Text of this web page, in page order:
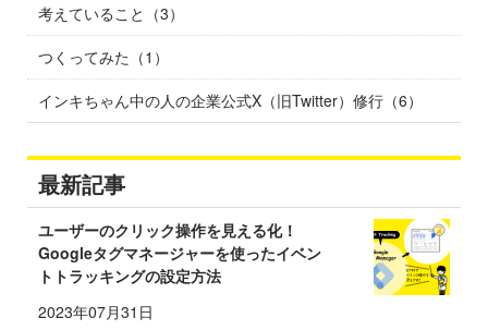
考えていること（3）
つくってみた（1）
インキちゃん中の人の企業公式X（旧Twitter）修行（6）
最新記事
ユーザーのクリック操作を見える化！
Googleタグマネージャーを使ったイベン
トトラッキングの設定方法
2023年07月31日